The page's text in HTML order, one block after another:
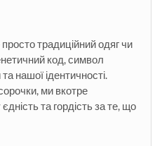
традиційний одяг чи
код, символ
нашої ідентичності.
ми вкотре
та гордість за те, що